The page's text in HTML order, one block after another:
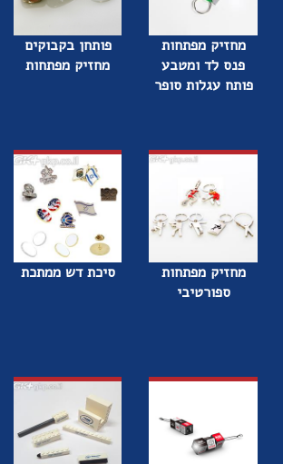
מחזיק מפתחות
פנס לד ומטבע
פותח עגלות סופר
פותחן בקבוקים
מחזיק מפתחות
מחזיק מפתחות
ספורטיבי
סיכת דש ממתכת